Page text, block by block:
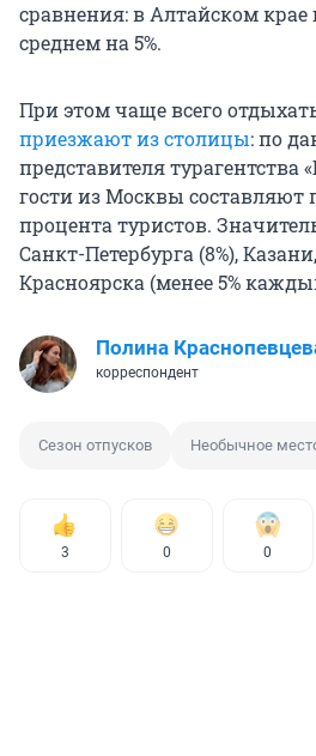
сравнения: в Алтайском
среднем на 5%.
При этом чаще всего
приезжают из столицы: по
представителя турагентства
гости из Москвы составляют
процента туристов.
Санкт-Петербурга (8%),
Красноярска (менее 5%
Полина
корреспондент
Сезон отпусков Необычное
3 0 0